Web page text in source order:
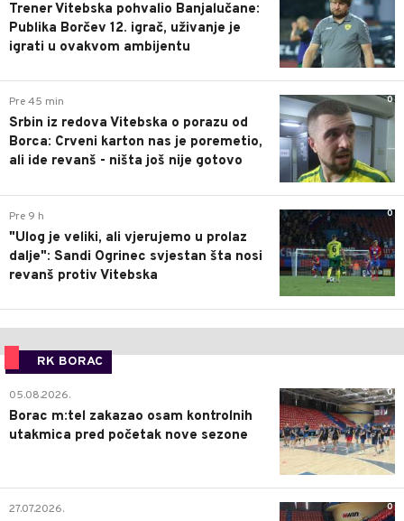
Trener Vitebska pohvalio Banjalučane:
Publika Borčev 12. igrač, uživanje je
igrati u ovakvom ambijentu
0
Pre 45 min
Srbin iz redova Vitebska o porazu od
Borca: Crveni karton nas je poremetio,
ali ide revanš - ništa još nije gotovo
0
Pre 9 h
"Ulog je veliki, ali vjerujemo u prolaz
dalje": Sandi Ogrinec svjestan šta nosi
revanš protiv Vitebska
RK BORAC
0
05.08.2026.
Borac m:tel zakazao osam kontrolnih
utakmica pred početak nove sezone
0
27.07.2026.